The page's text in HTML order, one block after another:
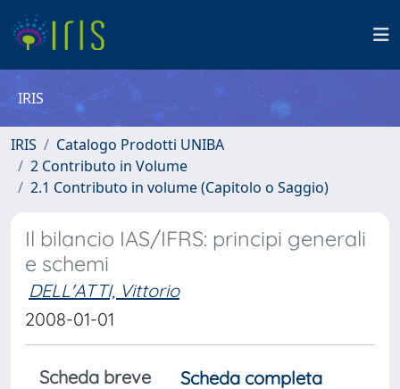
IRIS
IRIS
Catalogo Prodotti UNIBA
2 Contributo in Volume
2.1 Contributo in volume (Capitolo o Saggio)
Il bilancio IAS/IFRS: principi generali
e schemi
DELL'ATTI, Vittorio
2008-01-01
Scheda breve
Scheda completa